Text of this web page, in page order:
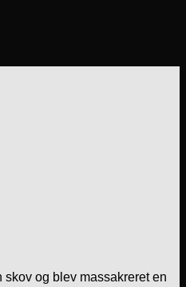
skov og blev massakreret en